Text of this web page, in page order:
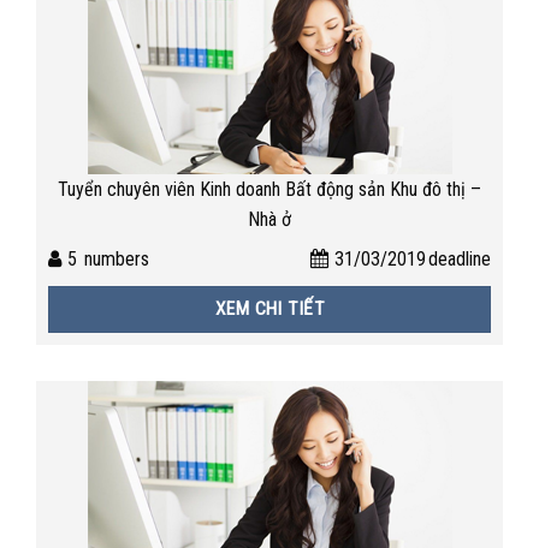
Tuyển chuyên viên Kinh doanh Bất động sản Khu đô thị –
Nhà ở
5 numbers 31/03/2019deadline
XEM CHI TIẾT